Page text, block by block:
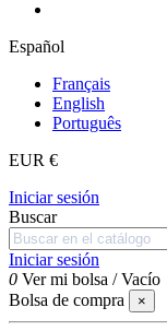
Español
Français
English
Português
EUR €
Iniciar sesión
Buscar
Iniciar sesión
0 Ver mi bolsa /Vacío
Bolsa de compra
×